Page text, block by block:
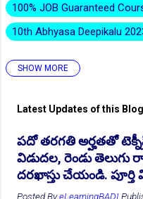
👆Online Applications
100% JOB Guaranteed
10th Abhyasa Deepikalu
10th Abhyasa Deepikalu
10th Inter Degree Jobs 2025
10th Inter Degree Jobs 22 6
10th ITI Pass Govt JOB
SHOW MORE
Latest Updates of this Blog
పదో తరగతి అర్హతతో
విడుదల, రెండు తెలుగు
దరఖాస్తు చేయండి. పూర్తి
Posted ByeLearningBADI